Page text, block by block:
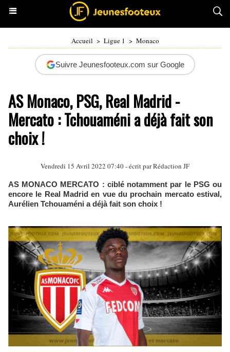
Accueil > Ligue 1 > Monaco
Suivre Jeunesfooteux.com sur Google
AS Monaco, PSG, Real Madrid -
Mercato : Tchouaméni a déjà fait son
choix !
Vendredi 15 Avril 2022 07:40 - écrit par Rédaction JF
AS MONACO MERCATO : ciblé notamment par le PSG ou
encore le Real Madrid en vue du prochain mercato estival,
Aurélien Tchouaméni a déjà fait son choix !